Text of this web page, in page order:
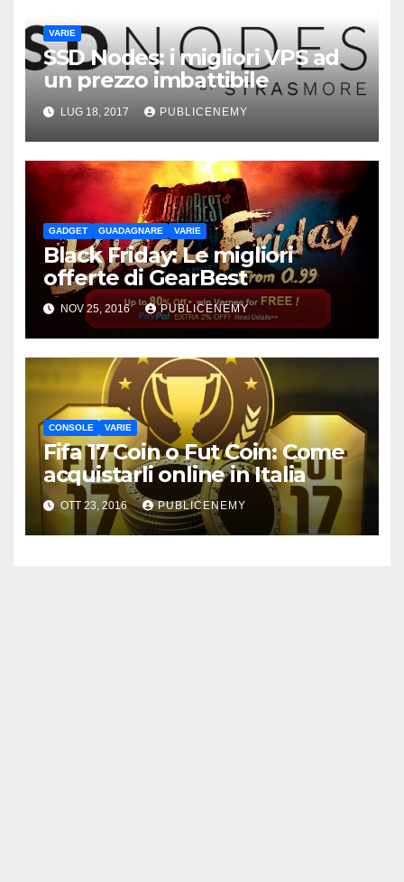
VARIE
SSD Nodes: i migliori VPS ad
un prezzo imbattibile
LUG 18, 2017 PUBLICENEMY
GADGET GUADAGNARE VARIE
Black Friday: Le migliori
offerte di GearBest
NOV 25, 2016 PUBLICENEMY
CONSOLE VARIE
Fifa 17 Coin o Fut Coin: Come
acquistarli online in Italia
OTT 23, 2016 PUBLICENEMY